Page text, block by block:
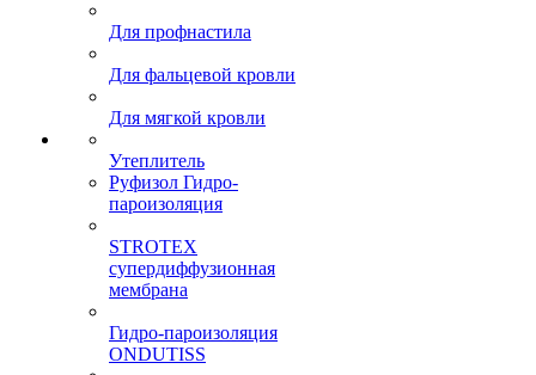
Для профнастила
Для фальцевой кровли
Для мягкой кровли
Утеплитель
Руфизол Гидро-
пароизоляция
STROTEX
супердиффузионная
мембрана
Гидро-пароизоляция
ONDUTISS